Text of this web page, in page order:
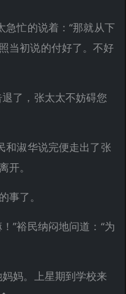
急忙的说着：“那就从下
当初说的付好了。不好
了，张太太不妨碍您
和淑华说完便走出了张
开。
事了。
”裕民纳闷地问道：“为
妈。上星期到学校来